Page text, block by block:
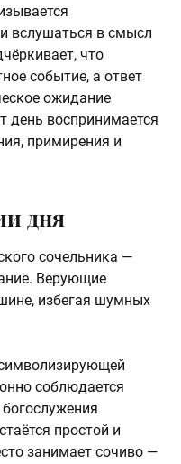
вслушаться в смысл
что
событие, а ответ
ожидание
день воспринимается
примирения и
дня
сочельника —
Верующие
избегая шумных
соблюдается
простой и
занимает сочиво —